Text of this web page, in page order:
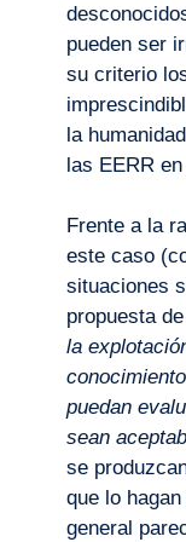
pueden ser
su criterio
la
las EERR
Frente a la
este caso
situaciones
propuesta
la
puedan
sean
se
que lo
general